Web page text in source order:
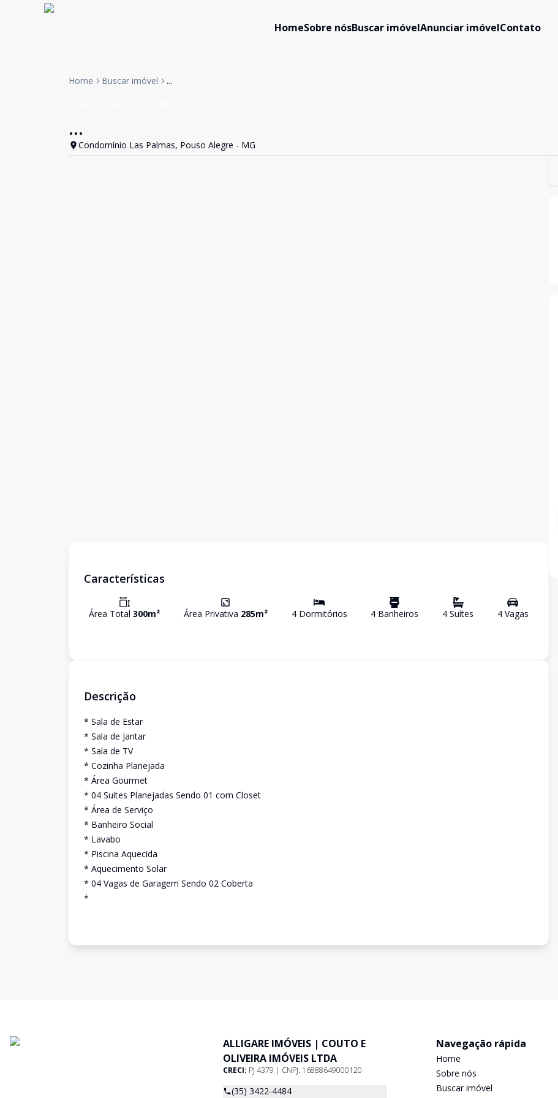
HomeSobre nósBuscar imóvelAnunciar imóvelContato
Home Buscar imóvel ...
...
Condomínio Las Palmas, Pouso Alegre - MG
Características
Área Total 300m² Área Privativa 285m² 4Dormitórios 4 Banheiros 4 Suítes 4Vagas
Descrição
* Sala de Estar
* Sala de Jantar
* Sala de TV
* Cozinha Planejada
* Área Gourmet
* 04 Suítes Planejadas Sendo 01 com Closet
* Área de Serviço
* Banheiro Social
* Lavabo
* Piscina Aquecida
* Aquecimento Solar
* 04 Vagas de Garagem Sendo 02 Coberta
*
ALLIGARE IMÓVEIS | COUTO E
OLIVEIRA IMÓVEIS LTDA
CRECI: PJ 4379 | CNPJ: 16888649000120
(35) 3422-4484
Navegação rápida
Home
Sobre nós
Buscar imóvel